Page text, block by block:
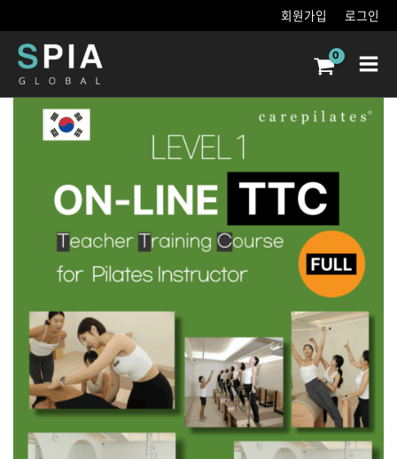
건너뛰기
회원가입 로그인
Menu
Korea
CarePilates
Instructor